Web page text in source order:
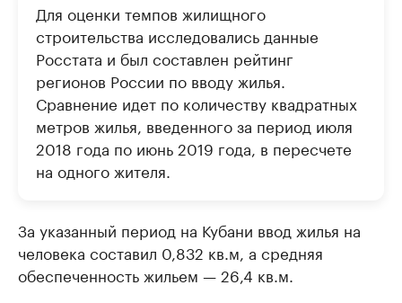
Для оценки темпов жилищного
строительства исследовались данные
Росстата и был составлен рейтинг
регионов России по вводу жилья.
Сравнение идет по количеству квадратных
метров жилья, введенного за период июля
2018 года по июнь 2019 года, в пересчете
на одного жителя.
За указанный период на Кубани ввод жилья на
человека составил 0,832 кв.м, а средняя
обеспеченность жильем — 26,4 кв.м.